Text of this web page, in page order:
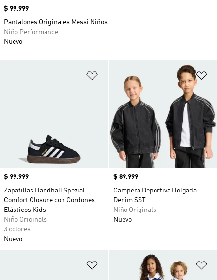
Añadir a la lista de deseos
Precio
$ 99.999
Zapatillas Handball Spezial
Comfort Closure con Cordones
Elásticos Kids
Niño Originals
3 colores
Nuevo
Precio
$ 89.999
Campera Deportiva Holgada
Denim SST
Niño Originals
Nuevo
Añadir a la lista de deseos
Precio
$ 99.999
Pantalones Originales Messi Niños
Niño Performance
Nuevo